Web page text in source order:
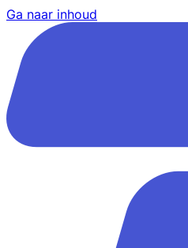
Ga naar inhoud